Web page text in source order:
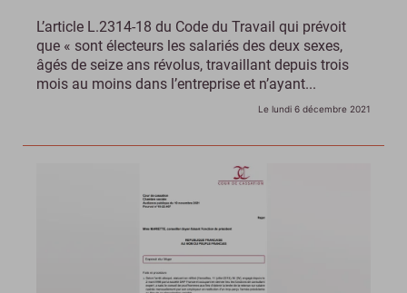
L’article L.2314-18 du Code du Travail qui prévoit
que « sont électeurs les salariés des deux sexes,
âgés de seize ans révolus, travaillant depuis trois
mois au moins dans l’entreprise et n’ayant...
Le lundi 6 décembre 2021